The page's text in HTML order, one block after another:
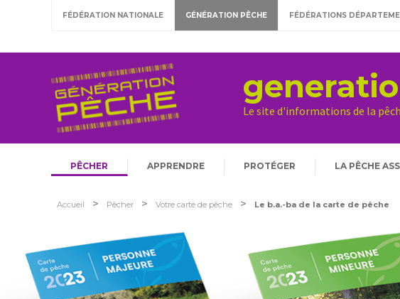
FÉDÉRATION NATIONALE GÉNÉRATION PÊCHE FÉDÉRATIONS
Le site d'informations de la
PÊCHER APPRENDRE PROTÉGER LA PÊCHE
Accueil > Pêcher > Votre carte de pêche > Le b.a.-ba de la carte de pêche